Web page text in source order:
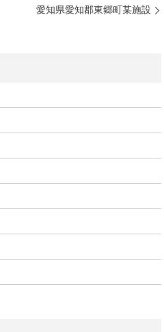
愛知県愛知郡東郷町某施設